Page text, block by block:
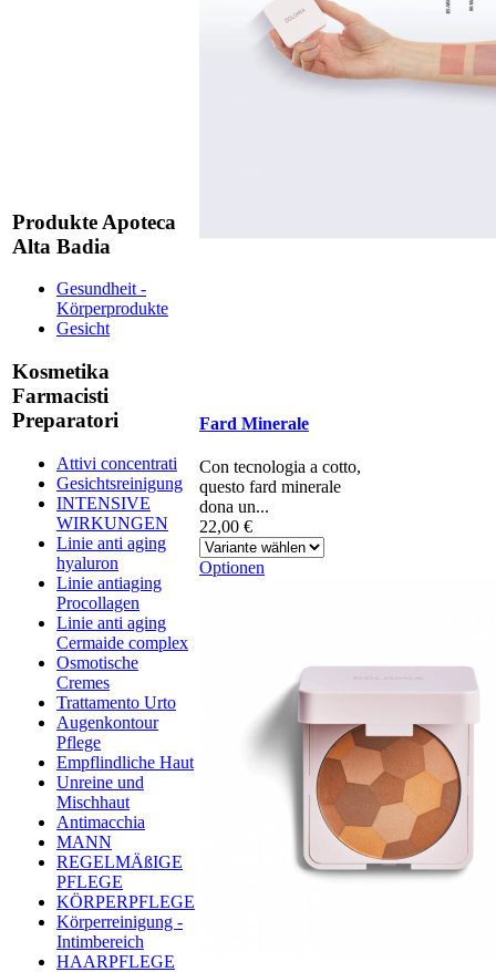
Produkte Apoteca
Alta Badia
Gesundheit -
Körperprodukte
Gesicht
Kosmetika
Farmacisti
Preparatori
Attivi concentrati
Gesichtsreinigung
INTENSIVE
WIRKUNGEN
Linie anti aging
hyaluron
Linie antiaging
Procollagen
Linie anti aging
Cermaide complex
Osmotische
Cremes
Trattamento Urto
Augenkontour
Pflege
Empflindliche Haut
Unreine und
Mischhaut
Antimacchia
MANN
REGELMÄßIGE
PFLEGE
KÖRPERPFLEGE
Körperreinigung -
Intimbereich
HAARPFLEGE
Fard Minerale
Con tecnologia a cotto,
questo fard minerale
dona un...
22,00 €
Optionen